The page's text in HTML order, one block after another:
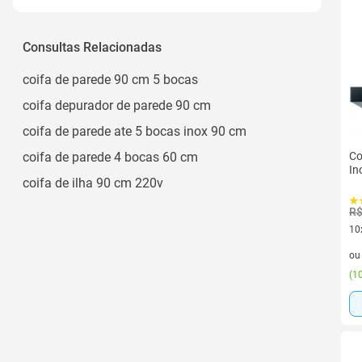
Consultas Relacionadas
coifa de parede 90 cm 5 bocas
coifa depurador de parede 90 cm
coifa de parede ate 5 bocas inox 90 cm
coifa de parede 4 bocas 60 cm
coifa de ilha 90 cm 220v
ou
(